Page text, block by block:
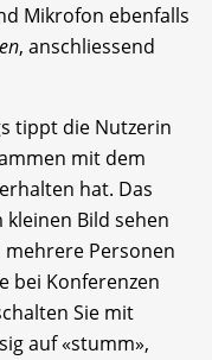
Mikrofon ebenfalls
, anschliessend
tippt die Nutzerin
mit dem
hat. Das
Bild sehen
mehrere Personen
bei Konferenzen
Sie mit
auf «stumm»,